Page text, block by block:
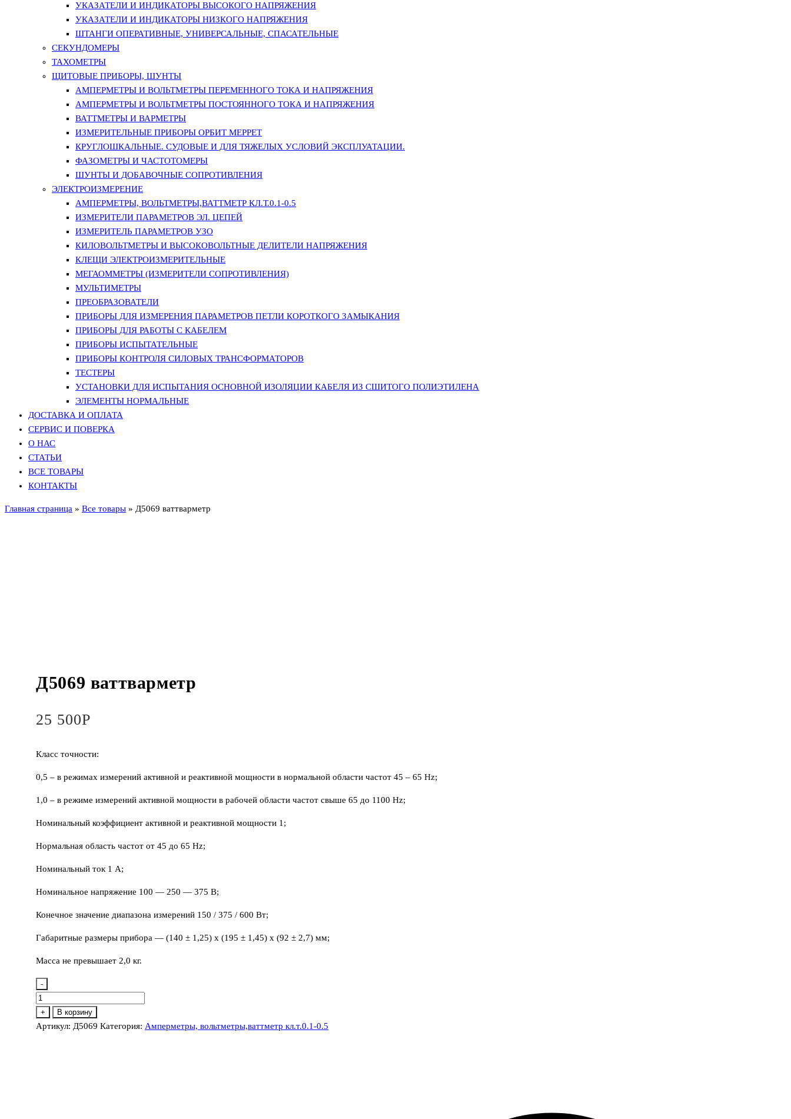
УКАЗАТЕЛИ И ИНДИКАТОРЫ ВЫСОКОГО НАПРЯЖЕНИЯ
УКАЗАТЕЛИ И ИНДИКАТОРЫ НИЗКОГО НАПРЯЖЕНИЯ
ШТАНГИ ОПЕРАТИВНЫЕ, УНИВЕРСАЛЬНЫЕ, СПАСАТЕЛЬНЫЕ
СЕКУНДОМЕРЫ
ТАХОМЕТРЫ
ЩИТОВЫЕ ПРИБОРЫ, ШУНТЫ
АМПЕРМЕТРЫ И ВОЛЬТМЕТРЫ ПЕРЕМЕННОГО ТОКА И НАПРЯЖЕНИЯ
АМПЕРМЕТРЫ И ВОЛЬТМЕТРЫ ПОСТОЯННОГО ТОКА И НАПРЯЖЕНИЯ
ВАТТМЕТРЫ И ВАРМЕТРЫ
ИЗМЕРИТЕЛЬНЫЕ ПРИБОРЫ ОРБИТ МЕРРЕТ
КРУГЛОШКАЛЬНЫЕ. СУДОВЫЕ И ДЛЯ ТЯЖЕЛЫХ УСЛОВИЙ ЭКСПЛУАТАЦИИ.
ФАЗОМЕТРЫ И ЧАСТОТОМЕРЫ
ШУНТЫ И ДОБАВОЧНЫЕ СОПРОТИВЛЕНИЯ
ЭЛЕКТРОИЗМЕРЕНИЕ
АМПЕРМЕТРЫ, ВОЛЬТМЕТРЫ,ВАТТМЕТР КЛ.Т.0.1-0.5
ИЗМЕРИТЕЛИ ПАРАМЕТРОВ ЭЛ. ЦЕПЕЙ
ИЗМЕРИТЕЛЬ ПАРАМЕТРОВ УЗО
КИЛОВОЛЬТМЕТРЫ И ВЫСОКОВОЛЬТНЫЕ ДЕЛИТЕЛИ НАПРЯЖЕНИЯ
КЛЕЩИ ЭЛЕКТРОИЗМЕРИТЕЛЬНЫЕ
МЕГАОММЕТРЫ (ИЗМЕРИТЕЛИ СОПРОТИВЛЕНИЯ)
МУЛЬТИМЕТРЫ
ПРЕОБРАЗОВАТЕЛИ
ПРИБОРЫ ДЛЯ ИЗМЕРЕНИЯ ПАРАМЕТРОВ ПЕТЛИ КОРОТКОГО ЗАМЫКАНИЯ
ПРИБОРЫ ДЛЯ РАБОТЫ С КАБЕЛЕМ
ПРИБОРЫ ИСПЫТАТЕЛЬНЫЕ
ПРИБОРЫ КОНТРОЛЯ СИЛОВЫХ ТРАНСФОРМАТОРОВ
ТЕСТЕРЫ
УСТАНОВКИ ДЛЯ ИСПЫТАНИЯ ОСНОВНОЙ ИЗОЛЯЦИИ КАБЕЛЯ ИЗ СШИТОГО ПОЛИЭТИЛЕНА
ЭЛЕМЕНТЫ НОРМАЛЬНЫЕ
ДОСТАВКА И ОПЛАТА
СЕРВИС И ПОВЕРКА
О НАС
СТАТЬИ
ВСЕ ТОВАРЫ
КОНТАКТЫ
Главная страница » Все товары » Д5069 ваттварметр
Д5069 ваттварметр
25 500Р
Класс точности:
0,5 – в режимах измерений активной и реактивной мощности в нормальной области частот 45 – 65 Hz;
1,0 – в режиме измерений активной мощности в рабочей области частот свыше 65 до 1100 Hz;
Номинальный коэффициент активной и реактивной мощности 1;
Нормальная область частот от 45 до 65 Hz;
Номинальный ток 1 А;
Номинальное напряжение 100 — 250 — 375 В;
Конечное значение диапазона измерений 150 / 375 / 600 Вт;
Габаритные размеры прибора — (140 ± 1,25) х (195 ± 1,45) х (92 ± 2,7) мм;
Масса не превышает 2,0 кг.
-
Количество
товара
Д5069
+ В корзину
Артикул: Д5069 Категория: Амперметры, вольтметры,ваттметр кл.т.0.1-0.5